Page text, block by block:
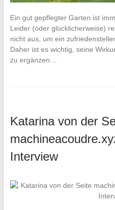
Ein gut gepflegter Garten ist
Leider (oder glücklicherweise)
nicht aus, um ein
Daher ist es wichtig, seine
zu ergänzen…
Katarina von der
Interview